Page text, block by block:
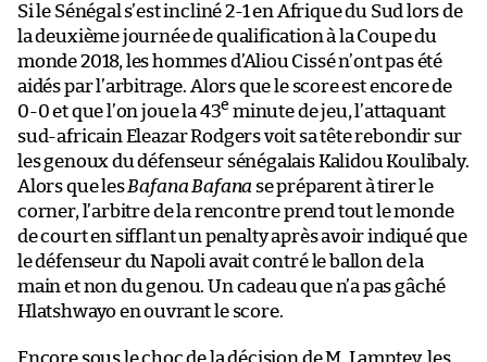
Si le Sénégal s’est incliné 2-1 en Afrique du Sud lors de
la deuxième journée de qualification à la Coupe du
monde 2018, les hommes d’Aliou Cissé n’ont pas été
aidés par l’arbitrage. Alors que le score est encore de
0-0 et que l’on joue la 43e minute de jeu, l’attaquant
sud-africain Eleazar Rodgers voit sa tête rebondir sur
les genoux du défenseur sénégalais Kalidou Koulibaly.
Alors que lesBafana Bafana se préparent à tirer le
corner, l’arbitre de la rencontre prend tout le monde
de court en sifflant un penalty après avoir indiqué que
le défenseur du Napoli avait contré le ballon de la
main et non du genou. Un cadeau que n’a pas gâché
Hlatshwayo en ouvrant le score.
Encore sous le choc de la décision de M. Lamptey, les